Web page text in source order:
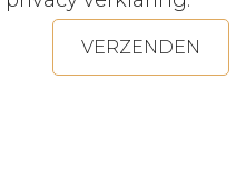
VERZENDEN